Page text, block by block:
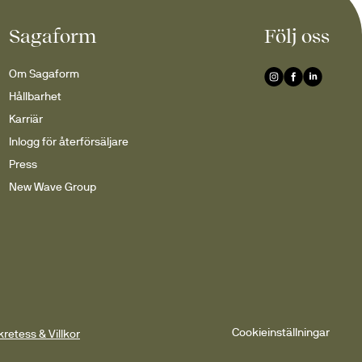
Här hittar du:
samma serie för en
Sagaform
Om Sagaform
Hållbarhet
Karriär
Inlogg för återförsäljare
Press
New Wave Group
Följ oss
& Villkor Cookieinställningar